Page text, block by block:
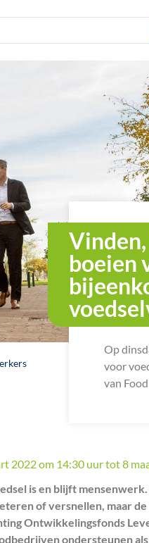
boeien
Op
voor
van
2022om 14:30uur tot8
is en blijft
of versnellen, maar
Ontwikkelingsfonds
ondersteunen